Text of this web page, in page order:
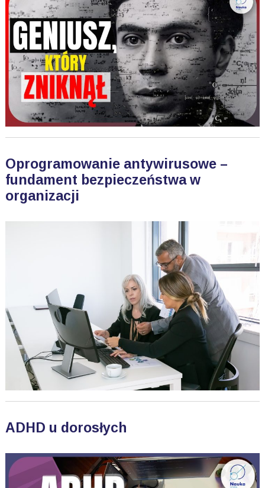
Oprogramowanie antywirusowe –
fundament bezpieczeństwa w
organizacji
ADHD u dorosłych